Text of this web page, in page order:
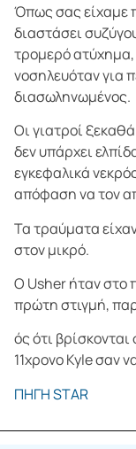
Όπως σας είχαμε
διαστάσει
τρομερό
νοσηλευόταν για
διασωληνωμένος.
Οι γιατροί
δεν υπάρχει
εγκεφαλικά
απόφαση να τον
Τα τραύματα
στον μικρό.
Ο Usher ήταν στο
πρώτη στιγμή,
ός ότι
11χρονο Kyle σαν
ΠΗΓΗ STAR